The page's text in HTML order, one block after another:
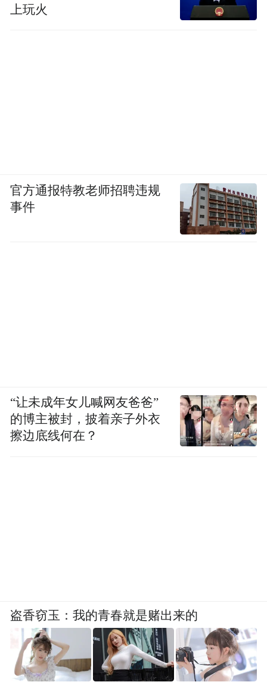
上玩火
官方通报特教老师招聘违规
事件
“让未成年女儿喊网友爸爸”
的博主被封，披着亲子外衣
擦边底线何在？
盗香窃玉：我的青春就是赌出来的